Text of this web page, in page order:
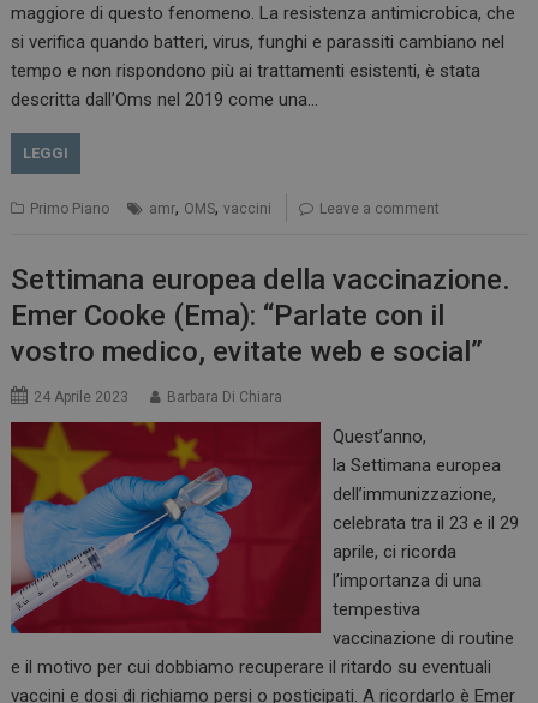
maggiore di questo fenomeno. La resistenza antimicrobica, che
si verifica quando batteri, virus, funghi e parassiti cambiano nel
tempo e non rispondono più ai trattamenti esistenti, è stata
descritta dall’Oms nel 2019 come una…
LEGGI
Primo Piano amr, OMS,vaccini Leave a comment
Settimana europea della vaccinazione.
Emer Cooke (Ema): “Parlate con il
vostro medico, evitate web e social”
24 Aprile 2023 Barbara Di Chiara
Quest’anno,
la Settimana europea
dell’immunizzazione,
celebrata tra il 23 e il 29
aprile, ci ricorda
l’importanza di una
tempestiva
vaccinazione di routine
e il motivo per cui dobbiamo recuperare il ritardo su eventuali
vaccini e dosi di richiamo persi o posticipati. A ricordarlo è Emer
PHPSESSID
PHP.net
tracking-sites-
ironfish-session-id
www.dailyhealthindustry.it
2 giorni
Microsoft Corporation
.www.dailyhealthindustry.it